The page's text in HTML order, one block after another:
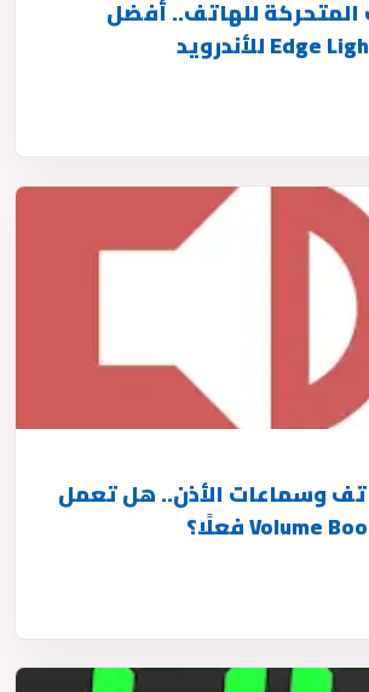
المتحركة للهاتف.. أفضل
وسماعات الأذن.. هل تعمل